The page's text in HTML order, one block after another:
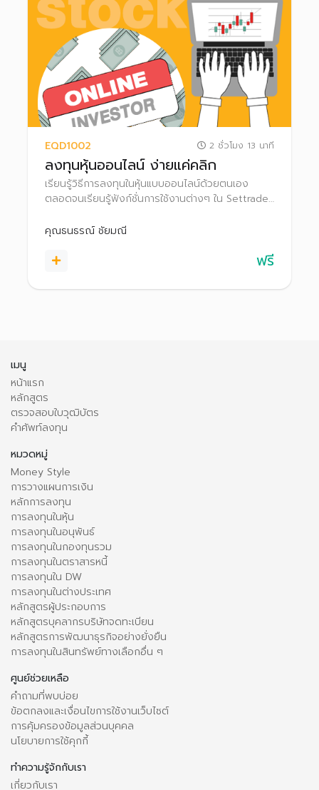
EQD1002 2 ชั่วโมง 13 นาที
ลงทุนหุ้นออนไลน์ ง่ายแค่คลิก
เรียนรู้วิธีการลงทุนในหุ้นแบบออนไลน์ด้วยตนเอง
ตลอดจนเรียนรู้ฟังก์ชั่นการใช้งานต่างๆ ใน Settrade
ประสิทธิภาพยิ่งขึ้น
คุณธนธรณ์ ชัยมณี
ฟรี
เมนู
หน้าแรก
หลักสูตร
ตรวจสอบใบวุฒิบัตร
คำศัพท์ลงทุน
หมวดหมู่
Money Style
การวางแผนการเงิน
หลักการลงทุน
การลงทุนในหุ้น
การลงทุนในอนุพันธ์
การลงทุนในกองทุนรวม
การลงทุนในตราสารหนี้
การลงทุนใน DW
การลงทุนในต่างประเทศ
หลักสูตรผู้ประกอบการ
หลักสูตรบุคลากรบริษัทจดทะเบียน
หลักสูตรการพัฒนาธุรกิจอย่างยั่งยืน
การลงทุนในสินทรัพย์ทางเลือกอื่น ๆ
ศูนย์ช่วยเหลือ
คำถามที่พบบ่อย
ข้อตกลงและเงื่อนไขการใช้งานเว็บไซต์
การคุ้มครองข้อมูลส่วนบุคคล
นโยบายการใช้คุกกี้
ทำความรู้จักกับเรา
เกี่ยวกับเรา